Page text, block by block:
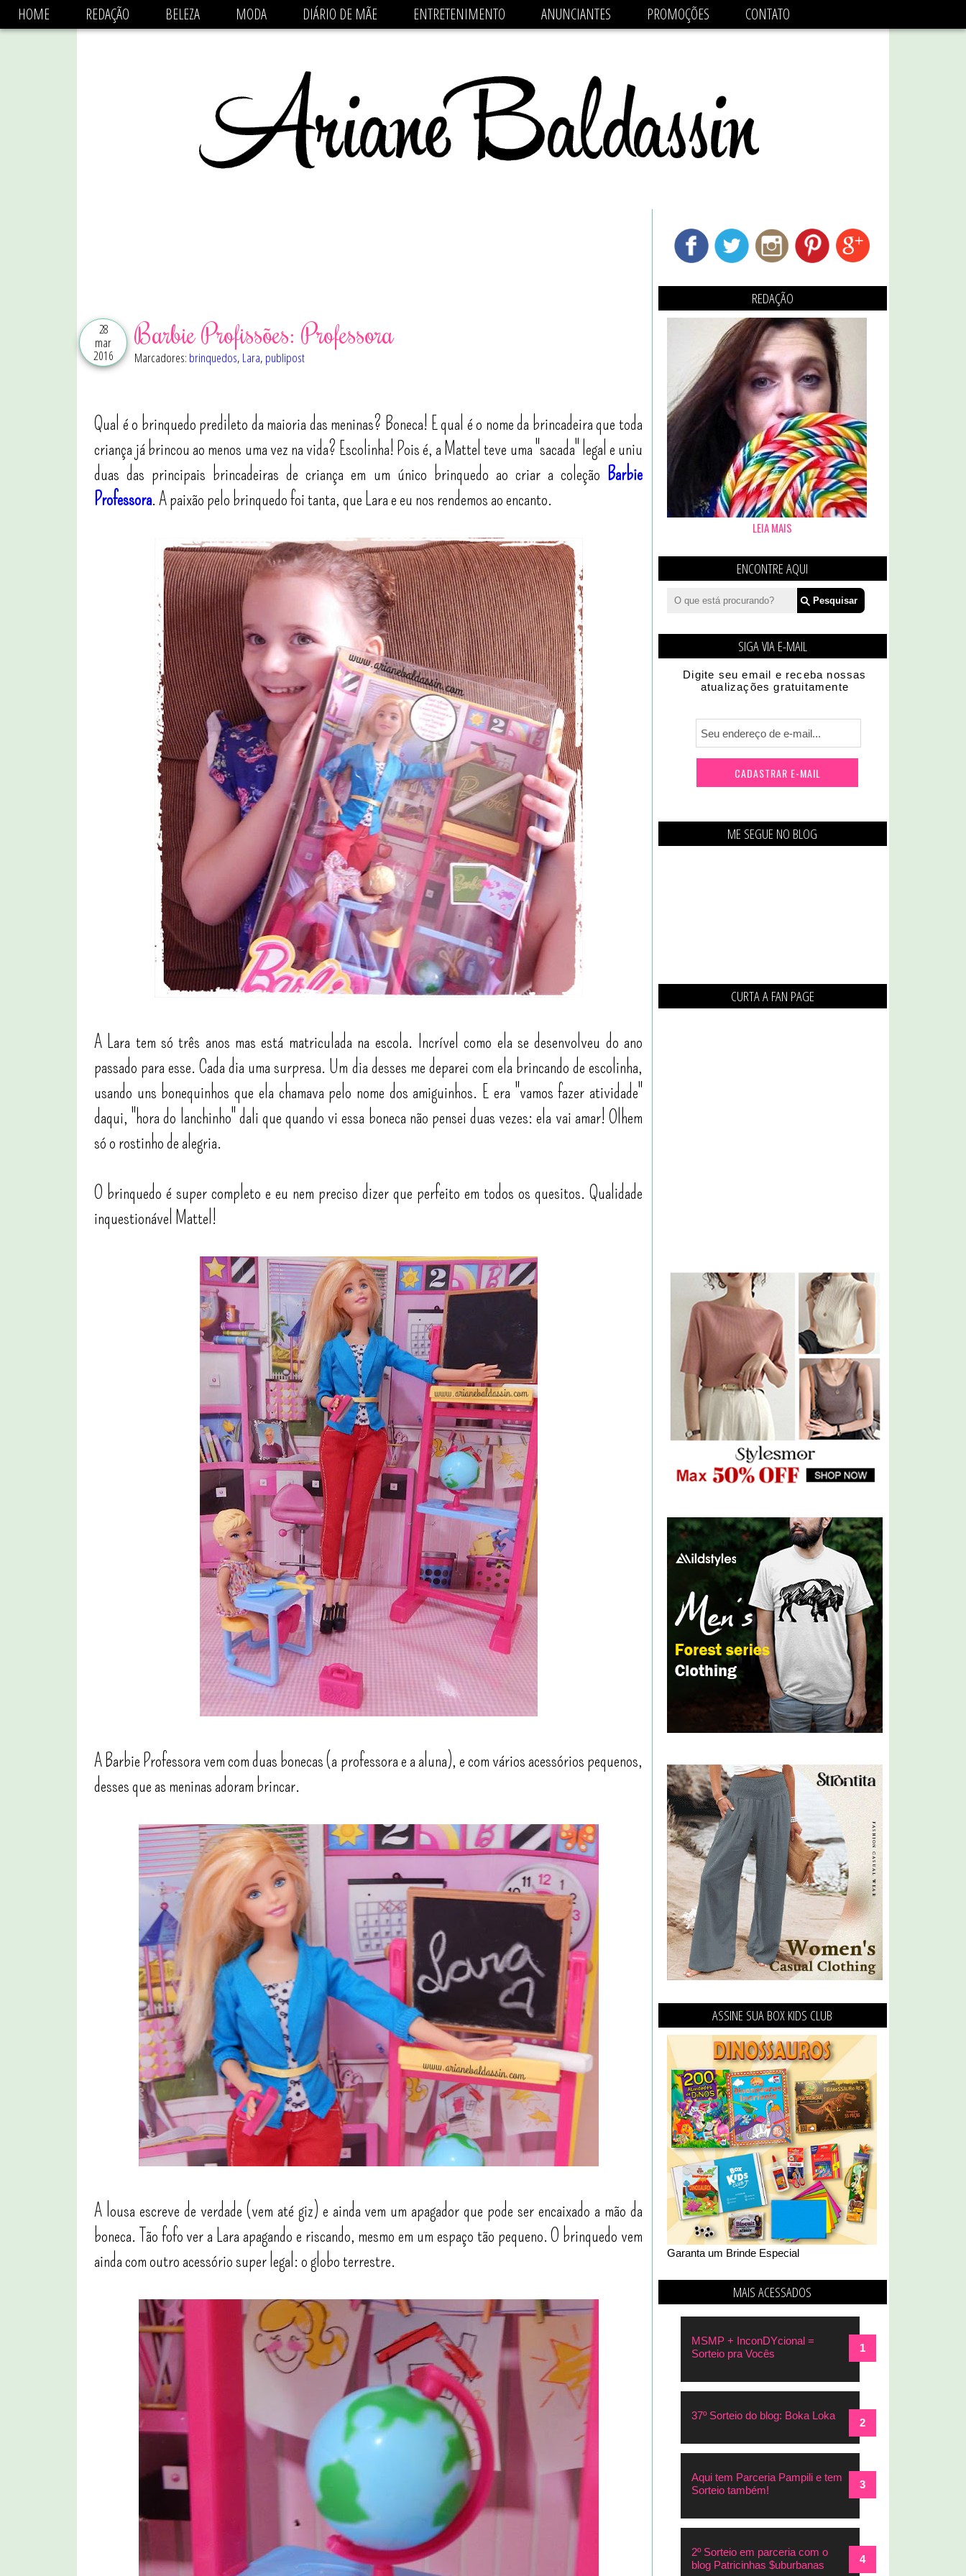
async='async' data-ad-client='ca-pub-1470782825684808' src='https://pagead2.googlesyndication.com/pagead/js/adsbygoogle.js'/>
HOME REDAÇÃO BELEZA MODA DIÁRIO DE MÃE ENTRETENIMENTO ANUNCIANTES PROMOÇÕES CONTATO
28
mar
2016
Barbie Profissões: Professora
Marcadores: brinquedos, Lara, publipost
Qual é o brinquedo predileto da maioria das meninas? Boneca! E qual é o nome da brincadeira que toda
criança já brincou ao menos uma vez na vida? Escolinha! Pois é, a Mattel teve uma "sacada" legal e uniu
duas das principais brincadeiras de criança em um único brinquedo ao criar a coleção Barbie
Professora. A paixão pelo brinquedo foi tanta, que Lara e eu nos rendemos ao encanto.
A Lara tem só três anos mas está matriculada na escola. Incrível como ela se desenvolveu do ano
passado para esse. Cada dia uma surpresa. Um dia desses me deparei com ela brincando de escolinha,
usando uns bonequinhos que ela chamava pelo nome dos amiguinhos. E era "vamos fazer atividade"
daqui, "hora do lanchinho" dali que quando vi essa boneca não pensei duas vezes: ela vai amar! Olhem
só o rostinho de alegria.
O brinquedo é super completo e eu nem preciso dizer que perfeito em todos os quesitos. Qualidade
inquestionável Mattel!
A Barbie Professora vem com duas bonecas (a professora e a aluna), e com vários acessórios pequenos,
desses que as meninas adoram brincar.
A lousa escreve de verdade (vem até giz) e ainda vem um apagador que pode ser encaixado a mão da
boneca. Tão fofo ver a Lara apagando e riscando, mesmo em um espaço tão pequeno. O brinquedo vem
ainda com outro acessório super legal: o globo terrestre.
REDAÇÃO
LEIA MAIS
ENCONTRE AQUI
SIGA VIA E-MAIL
Digite seu email e receba nossas
atualizações gratuitamente
ME SEGUE NO BLOG
CURTA A FAN PAGE
ASSINE SUA BOX KIDS CLUB
Garanta um Brinde Especial
MAIS ACESSADOS
MSMP + InconDYcional =
Sorteio pra Vocês
37º Sorteio do blog: Boka Loka
Aqui tem Parceria Pampili e tem
Sorteio também!
2º Sorteio em parceria com o
blog Patricinhas $uburbanas